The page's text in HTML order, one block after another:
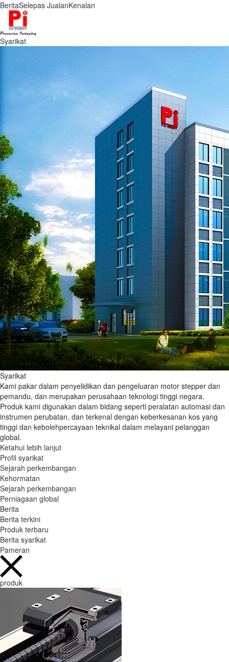
BeritaSelepas JualanKenalan
Syarikat
Syarikat
Kami pakar dalam penyelidikan dan pengeluaran motor stepper dan
pemandu, dan merupakan perusahaan teknologi tinggi negara.
Produk kami digunakan dalam bidang seperti peralatan automasi dan
instrumen perubatan, dan terkenal dengan keberkesanan kos yang
tinggi dan kebolehpercayaan teknikal dalam melayani pelanggan
global.
Ketahui lebih lanjut
Profil syarikat
Sejarah perkembangan
Kehormatan
Sejarah perkembangan
Perniagaan global
Berita
Berita terkini
Produk terbaru
Berita syarikat
Pameran
produk